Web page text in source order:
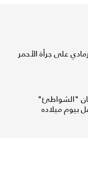
على جرأة الأحمر
"الشواطئ"
بيوم ميلاده